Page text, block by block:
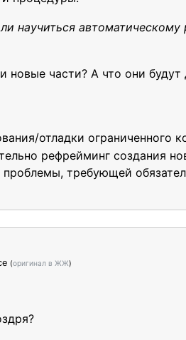
научиться
новые части? А что они
отладки ограниченного
рефрейминг создания
требующей
(оригинал в ЖЖ)